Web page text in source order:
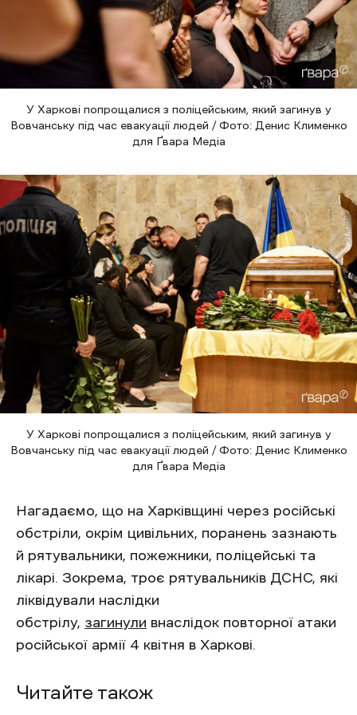
У Харкові попрощалися з поліцейським, який загинув у
Вовчанську під час евакуації людей / Фото: Денис Клименко
для Ґвара Медіа
У Харкові попрощалися з поліцейським, який загинув у
Вовчанську під час евакуації людей / Фото: Денис Клименко
для Ґвара Медіа
Нагадаємо, що на Харківщині через російські
обстріли, окрім цивільних, поранень зазнають
й рятувальники, пожежники, поліцейські та
лікарі. Зокрема, троє рятувальників ДСНС, які
ліквідували наслідки
обстрілу, загинули внаслідок повторної атаки
російської армії 4 квітня в Харкові.
Читайте також